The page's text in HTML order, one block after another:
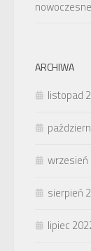
ARCHIWA
listopad
wrzesień
sierpień
lipiec